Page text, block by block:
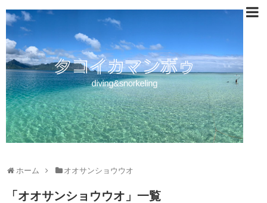
ホーム オオサンショウウオ
「 オオサンショウウオ 」 一覧